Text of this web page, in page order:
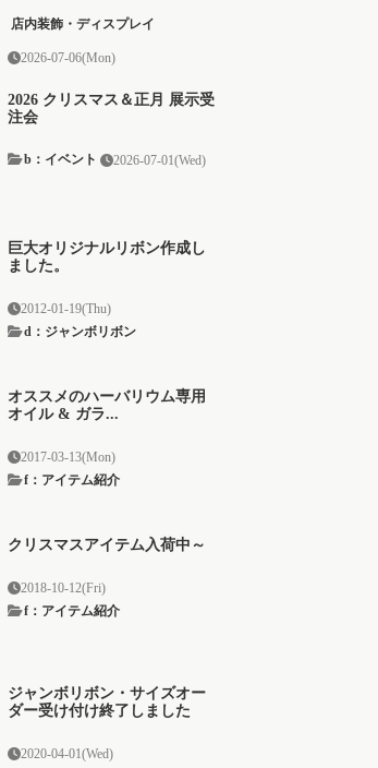
店内装飾・ディスプレイ
2026-07-06(Mon)
2026 クリスマス＆正月 展示受
注会
b：イベント 2026-07-01(Wed)
巨大オリジナルリボン作成し
ました。
2012-01-19(Thu)
d：ジャンボリボン
オススメのハーバリウム専用
オイル & ガラ...
2017-03-13(Mon)
f：アイテム紹介
クリスマスアイテム入荷中～
2018-10-12(Fri)
f：アイテム紹介
ジャンボリボン・サイズオー
ダー受け付け終了しました
2020-04-01(Wed)